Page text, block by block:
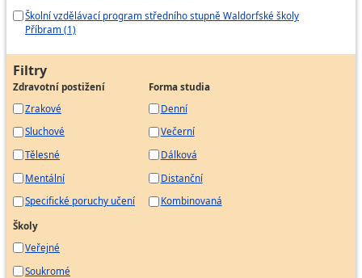
Školní vzdělávací program středního stupně Waldorfské školy
Příbram (1)
Filtry
Zdravotní postižení
Zrakové
Sluchové
Tělesné
Mentální
Specifické poruchy učení
Forma studia
Denní
Večerní
Dálková
Distanční
Kombinovaná
Školy
Veřejné
Soukromé